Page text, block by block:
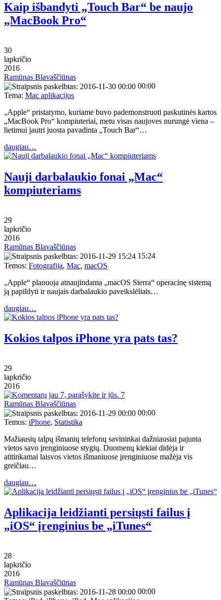
Kaip išbandyti „Touch Bar“ be naujo
„MacBook Pro“
30
lapkričio
2016
Ramūnas Blavaščiūnas
00:00
Tema: Mac aplikacijos
„Apple“ pristatymo, kuriame buvo pademonstruoti paskutinės kartos
„MacBook Pro“ kompiuteriai, metu visas naujoves nurungė viena –
lietimui jautri juosta pavadinta „Touch Bar“…
daugiau…
Nauji darbalaukio fonai „Mac“
kompiuteriams
29
lapkričio
2016
Ramūnas Blavaščiūnas
15:24
Temos: Fotografija, Mac, macOS
„Apple“ planuoja atnaujindama „macOS Sierra“ operacinę sistemą
ją papildyti ir naujais darbalaukio paveikslėliais…
daugiau…
Kokios talpos iPhone yra pats tas?
29
lapkričio
2016
7
Ramūnas Blavaščiūnas
00:00
Temos: iPhone, Statistika
Mažiausių talpų išmanių telefonų savininkai dažniausiai pajunta
vietos savo įrenginiuose stygių. Duomenų kiekiai didėja ir
atitinkamai laisvos vietos išmaniuose įrenginiuose mažėja vis
greičiau…
daugiau…
Aplikacija leidžianti persiųsti failus į
„iOS“ įrenginius be „iTunes“
28
lapkričio
2016
Ramūnas Blavaščiūnas
00:00